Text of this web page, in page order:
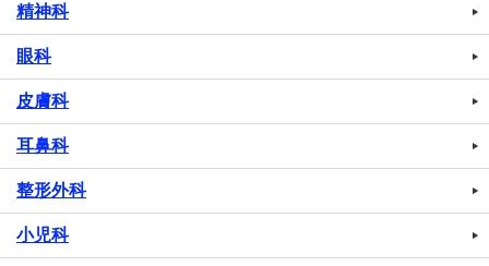
精神科
眼科
皮膚科
耳鼻科
整形外科
小児科